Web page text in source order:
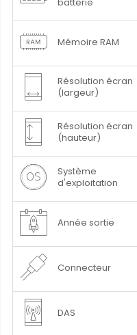
Mémoire RAM
Résolution écran
(largeur)
Résolution écran
(hauteur)
Système
d'exploitation
Année sortie
Connecteur
DAS